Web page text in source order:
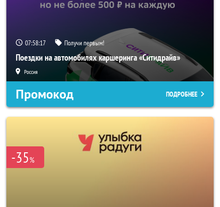
07:58:16 Получи первым!
Поездки на автомобилях каршеринга «Ситидрайв»
Россия
Промокод ПОДРОБНЕЕ
-35%